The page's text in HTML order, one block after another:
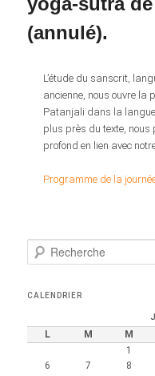
(annulé).
L’étude du sanscrit,
ancienne, nous ouvre la
Patanjali dans la
plus près du texte, nous
profond en lien avec
Programme de la
h
CALENDRIER
L M M
1
6
7 8